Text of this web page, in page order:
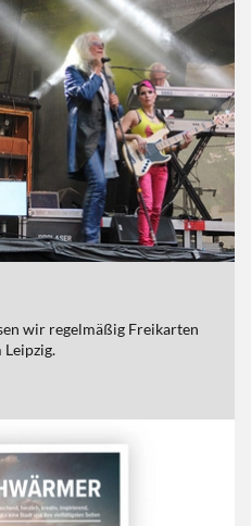
wir regelmäßig Freikarten